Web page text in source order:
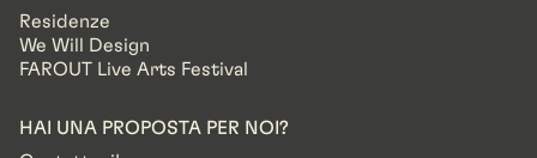
Residenze
We Will Design
FAROUT Live Arts Festival
HAI UNA PROPOSTA PER NOI?